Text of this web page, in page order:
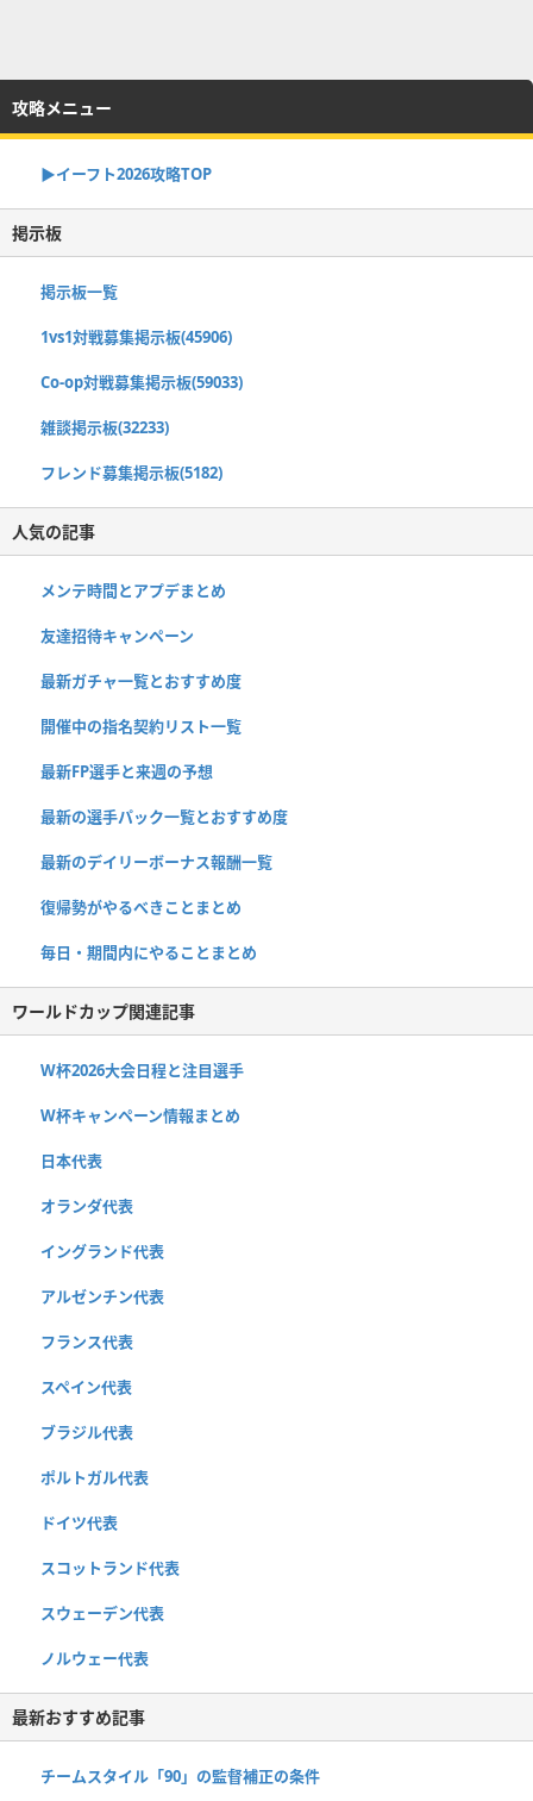
攻略メニュー
▶イーフト2026攻略TOP
掲示板
掲示板一覧
1vs1対戦募集掲示板(45906)
Co-op対戦募集掲示板(59033)
雑談掲示板(32233)
フレンド募集掲示板(5182)
人気の記事
メンテ時間とアプデまとめ
友達招待キャンペーン
最新ガチャ一覧とおすすめ度
開催中の指名契約リスト一覧
最新FP選手と来週の予想
最新の選手パック一覧とおすすめ度
最新のデイリーボーナス報酬一覧
復帰勢がやるべきことまとめ
毎日・期間内にやることまとめ
ワールドカップ関連記事
W杯2026大会日程と注目選手
W杯キャンペーン情報まとめ
日本代表
オランダ代表
イングランド代表
アルゼンチン代表
フランス代表
スペイン代表
ブラジル代表
ポルトガル代表
ドイツ代表
スコットランド代表
スウェーデン代表
ノルウェー代表
最新おすすめ記事
チームスタイル「90」の監督補正の条件